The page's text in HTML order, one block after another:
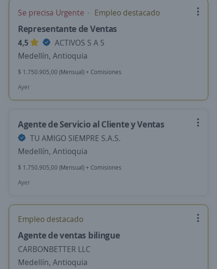
Se precisa Urgente Empleo destacado
Representante de Ventas
4,5
ACTIVOS S A S
Medellín, Antioquia
$ 1.750.905,00 (Mensual) + Comisiones
Ayer
Agente de Servicio al Cliente y Ventas
TU AMIGO SIEMPRE S.A.S.
Medellín, Antioquia
$ 1.750.905,00 (Mensual) + Comisiones
Ayer
Empleo destacado
Agente de ventas bilingue
CARBONBETTER LLC
Medellín, Antioquia